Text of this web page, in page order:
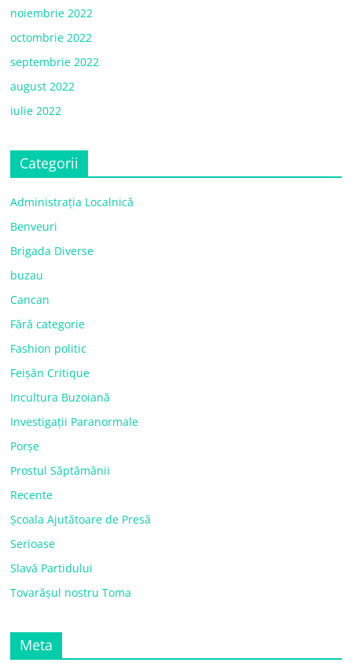
noiembrie 2022
octombrie 2022
septembrie 2022
august 2022
iulie 2022
Categorii
Administrația Localnică
Benveuri
Brigada Diverse
buzau
Cancan
Fără categorie
Fashion politic
Feișăn Critique
Incultura Buzoiană
Investigații Paranormale
Porșe
Prostul Săptămânii
Recente
Școala Ajutătoare de Presă
Serioase
Slavă Partidului
Tovarășul nostru Toma
Meta